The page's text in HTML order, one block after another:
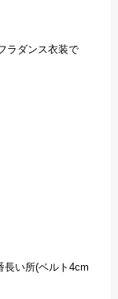
ラダンス衣装で
い所(ベルト4cm